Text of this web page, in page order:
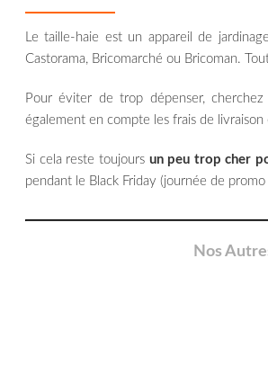
Le taille-haie est un appareil de
Castorama, Bricomarché ou Bricoman.
Pour éviter de trop dépenser,
également en compte les frais de
Si cela reste toujours un peu trop cher
pendant le Black Friday (journée de promo
Nos